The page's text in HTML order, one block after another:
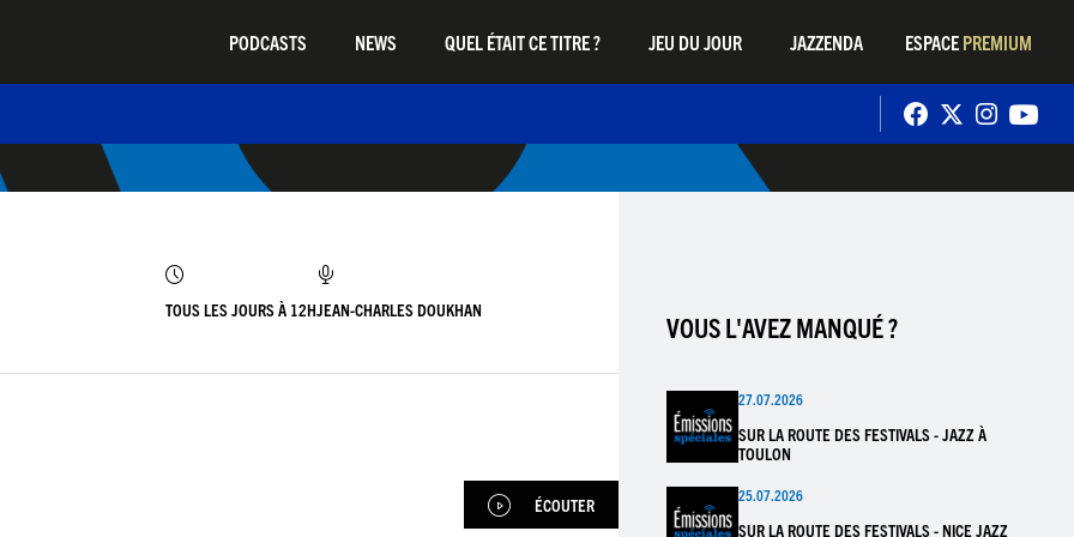
PODCASTS NEWS QUEL ÉTAIT CE TITRE ? JEU DU JOUR JAZZENDA ESPACE PREMIUM
TOUS LES JOURS À 12HJEAN-CHARLES DOUKHAN
ÉCOUTER
VOUS L'AVEZ MANQUÉ ?
27.07.2026
SUR LA ROUTE DES FESTIVALS - JAZZ À
TOULON
25.07.2026
SUR LA ROUTE DES FESTIVALS - NICE JAZZ